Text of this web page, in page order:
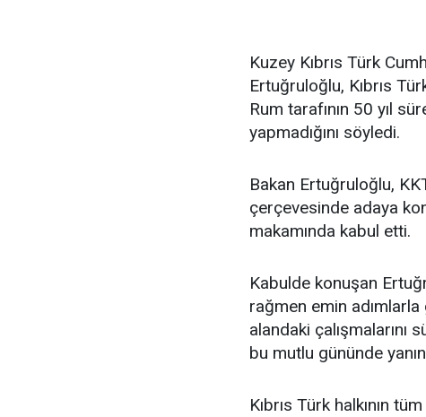
Kuzey Kıbrıs Türk
Ertuğruloğlu, Kıbrıs
Rum tarafının 50 yıl
yapmadığını söyledi.
Bakan Ertuğruloğlu,
çerçevesinde adaya
makamında kabul etti.
Kabulde konuşan
rağmen emin
alandaki çalışmalarını
bu mutlu gününde
Kıbrıs Türk halkının